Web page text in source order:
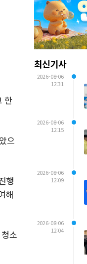
한
으
행
해
소
최신기사
2026-08-06
12:31
2026-08-06
12:15
2026-08-06
12:09
2026-08-06
12:04